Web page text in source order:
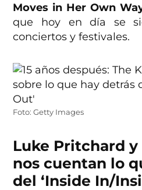
Moves in Her Own
que hoy en día se
conciertos y festivales.
Foto: Getty Images
Luke Pritchard
nos cuentan lo
del ‘Inside In/